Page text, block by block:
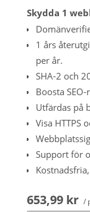
Skydda 1
1 års
per år.
SHA-2 och
Boosta
Utfärdas på
Visa HTTPS
Support för
653,99 kr /